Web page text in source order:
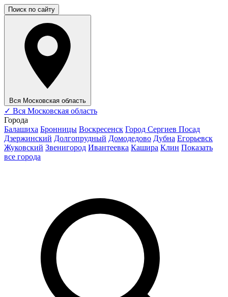
Поиск по сайту
Вся Московская область
✓ Вся Московская область
Города
Балашиха Бронницы Воскресенск Город Сергиев Посад
Дзержинский Долгопрудный Домодедово Дубна Егорьевск
Жуковский Звенигород Ивантеевка Кашира Клин Показать
все города